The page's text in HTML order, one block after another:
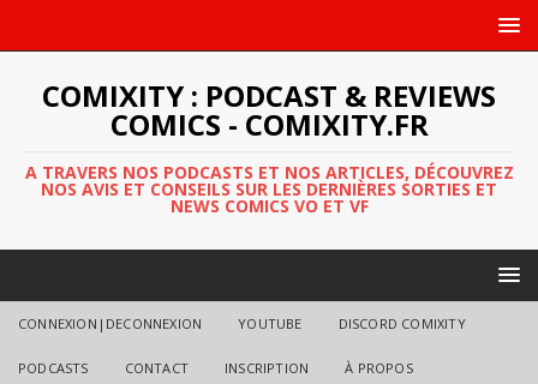
COMIXITY : PODCAST & REVIEWS
COMICS - COMIXITY.FR
A TRAVERS NOS PODCASTS ET NOS ARTICLES, DÉCOUVREZ
NOS AVIS ET CONSEILS SUR LES DERNIÈRES SORTIES ET
NEWS COMICS VO ET VF
CONNEXION|DECONNEXION YOUTUBE DISCORD COMIXITY
PODCASTS CONTACT INSCRIPTION À PROPOS